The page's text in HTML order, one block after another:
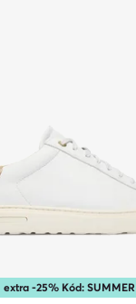
extra -25% Kód: SUMMER